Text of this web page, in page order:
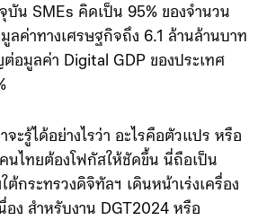
น SMEs คิดเป็น 95% ของจำนวน
ลค่าทางเศรษฐกิจถึง 6.1 ล้านล้านบาท
อมูลค่า Digital GDP ของประเทศ
จะรู้ได้อย่างไรว่า อะไรคือตัวแปร หรือ
นไทยต้องโฟกัสให้ชัดขึ้น นี่ถือเป็น
ต้กระทรวงดิจิทัลฯ เดินหน้าเร่งเครื่อง
อง สำหรับงาน DGT2024 หรือ